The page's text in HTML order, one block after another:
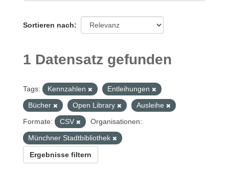
Sortieren nach
1 Datensatz gefunden
Tags: Kennzahlen
Entleihungen
Bücher
Open Library
Ausleihe
Formate:
CSV
Organisationen:
Münchner Stadtbibliothek
Ergebnisse filtern